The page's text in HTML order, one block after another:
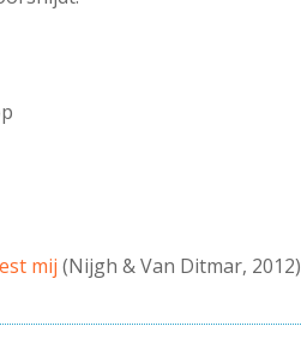
mij (Nijgh & Van Ditmar, 2012)